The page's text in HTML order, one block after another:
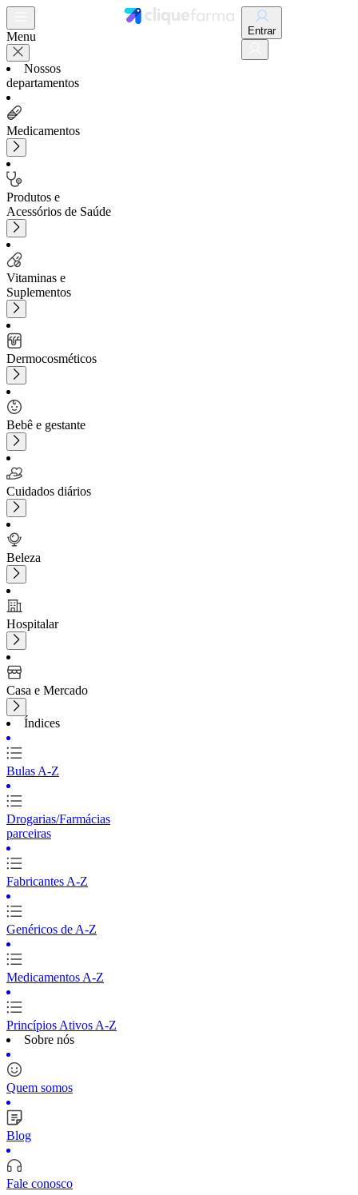
Menu
Nossos
departamentos
Medicamentos
Produtos e
Acessórios de Saúde
Vitaminas e
Suplementos
Dermocosméticos
Bebê e gestante
Cuidados diários
Beleza
Hospitalar
Casa e Mercado
Índices
Bulas A-Z
Drogarias/Farmácias
parceiras
Fabricantes A-Z
Genéricos de A-Z
Medicamentos A-Z
Princípios Ativos A-Z
Sobre nós
Quem somos
Blog
Fale conosco
Entrar